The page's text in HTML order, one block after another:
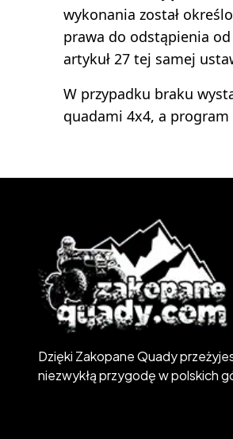
wykonania został
prawa do odstąpienia
artykuł 27 tej samej
W przypadku braku
quadami 4x4, a
Dzięki Zakopane Quady
niezwykłą przygodę w polskich